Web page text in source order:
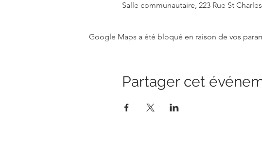
Salle communautaire, 223 Rue St
Google Maps a été bloqué en raison de vos
Partager cet